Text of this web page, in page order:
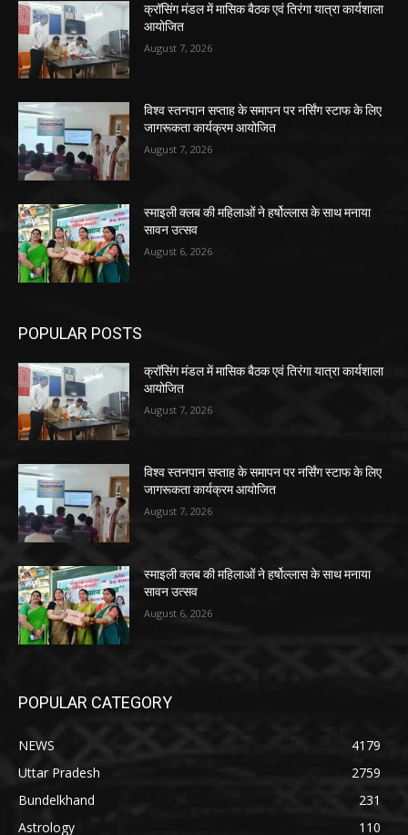
क्रॉसिंग मंडल में मासिक बैठक एवं तिरंगा यात्रा कार्यशाला
आयोजित
August 7, 2026
विश्व स्तनपान सप्ताह के समापन पर नर्सिंग स्टाफ के लिए
जागरूकता कार्यक्रम आयोजित
August 7, 2026
स्माइली क्लब की महिलाओं ने हर्षोल्लास के साथ मनाया
सावन उत्सव
August 6, 2026
POPULAR POSTS
क्रॉसिंग मंडल में मासिक बैठक एवं तिरंगा यात्रा कार्यशाला
आयोजित
August 7, 2026
विश्व स्तनपान सप्ताह के समापन पर नर्सिंग स्टाफ के लिए
जागरूकता कार्यक्रम आयोजित
August 7, 2026
स्माइली क्लब की महिलाओं ने हर्षोल्लास के साथ मनाया
सावन उत्सव
August 6, 2026
POPULAR CATEGORY
NEWS
4179
Uttar Pradesh
2759
Bundelkhand
231
Astrology
110